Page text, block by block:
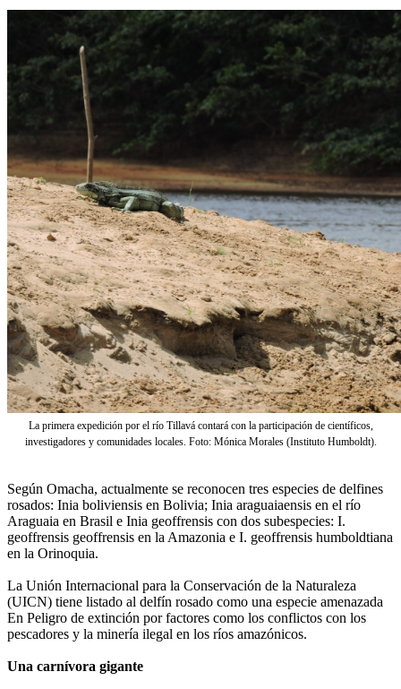
La primera expedición por el río Tillavá contará con la participación de científicos,
investigadores y comunidades locales. Foto: Mónica Morales (Instituto Humboldt).
Según Omacha, actualmente se reconocen tres especies de delfines
rosados: Inia boliviensis en Bolivia; Inia araguaiaensis en el río
Araguaia en Brasil e Inia geoffrensis con dos subespecies: I.
geoffrensis geoffrensis en la Amazonia e I. geoffrensis humboldtiana
en la Orinoquia.
La Unión Internacional para la Conservación de la Naturaleza
(UICN) tiene listado al delfín rosado como una especie amenazada
En Peligro de extinción por factores como los conflictos con los
pescadores y la minería ilegal en los ríos amazónicos.
Una carnívora gigante